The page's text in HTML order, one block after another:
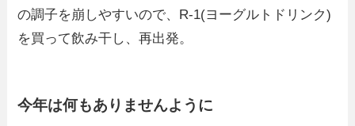
の調子を崩しやすいので、R-1(ヨーグルトドリンク)
を買って飲み干し、再出発。
今年は何もありませんように